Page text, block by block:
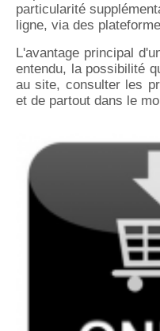
particularité
ligne, via des
L'avantage principal
entendu, la possibilité
au site, consulter les
et de partout dans le